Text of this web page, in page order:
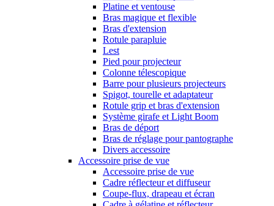
Platine et ventouse
Bras magique et flexible
Bras d'extension
Rotule parapluie
Lest
Pied pour projecteur
Colonne télescopique
Barre pour plusieurs projecteurs
Spigot, tourelle et adaptateur
Rotule grip et bras d'extension
Système girafe et Light Boom
Bras de déport
Bras de réglage pour pantographe
Divers accessoire
Accessoire prise de vue
Accessoire prise de vue
Cadre réflecteur et diffuseur
Coupe-flux, drapeau et écran